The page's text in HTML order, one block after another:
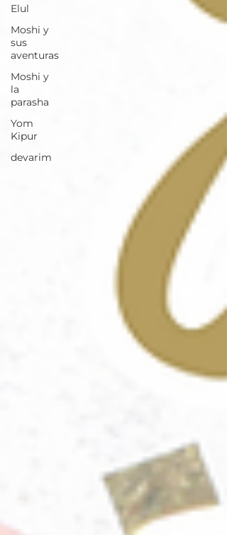
Elul
Moshi y
sus
aventuras
Moshi y
la
parasha
Yom
Kipur
devarim